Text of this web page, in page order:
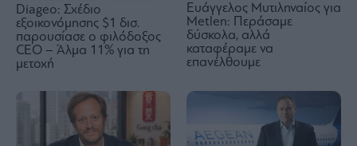
Diageo: Σχέδιο
εξοικονόμησης $1 δισ.
παρουσίασε ο φιλόδοξος
CEO – Άλμα 11% για τη
μετοχή
Eυάγγελος Μυτιληναίος για
Metlen: Περάσαμε
δύσκολα, αλλά
καταφέραμε να
επανέλθουμε